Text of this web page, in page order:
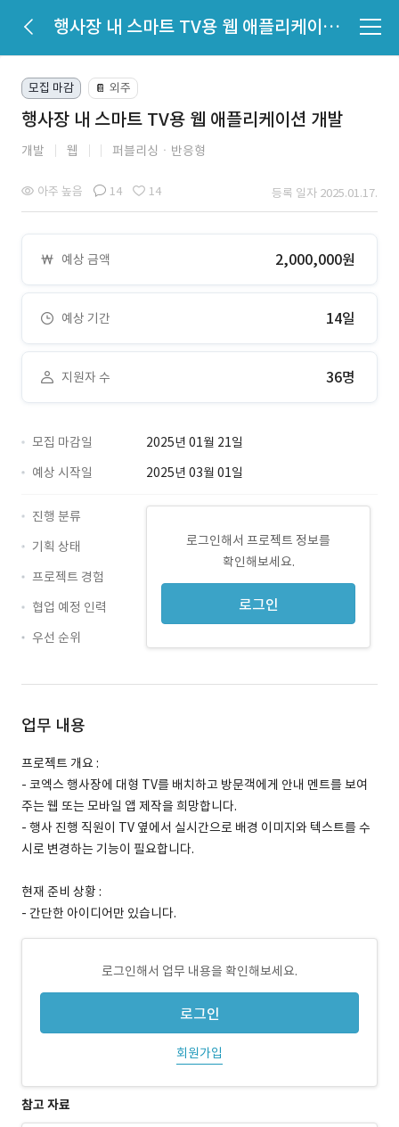
행사장 내 스마트 TV용 웹 애플리케이션 개발
모집 마감 📔 외주
행사장 내 스마트 TV용 웹 애플리케이션 개발
개발 웹 퍼블리싱ㆍ반응형
아주 높음 14 14 등록 일자 2025.01.17.
예상 금액 2,000,000원
예상 기간 14일
지원자 수 36명
모집 마감일
2025년 01월 21일
예상 시작일
2025년 03월 01일
로그인해서 프로젝트 정보를
확인해보세요.
로그인
진행 분류
기획 상태
프로젝트 경험
협업 예정 인력
우선 순위
업무 내용
프로젝트 개요 :
- 코엑스 행사장에 대형 TV를 배치하고 방문객에게 안내 멘트를 보여
주는 웹 또는 모바일 앱 제작을 희망합니다.
- 행사 진행 직원이 TV 옆에서 실시간으로 배경 이미지와 텍스트를 수
시로 변경하는 기능이 필요합니다.
현재 준비 상황 :
- 간단한 아이디어만 있습니다.
로그인해서 업무 내용을 확인해보세요.
로그인
회원가입
참고 자료